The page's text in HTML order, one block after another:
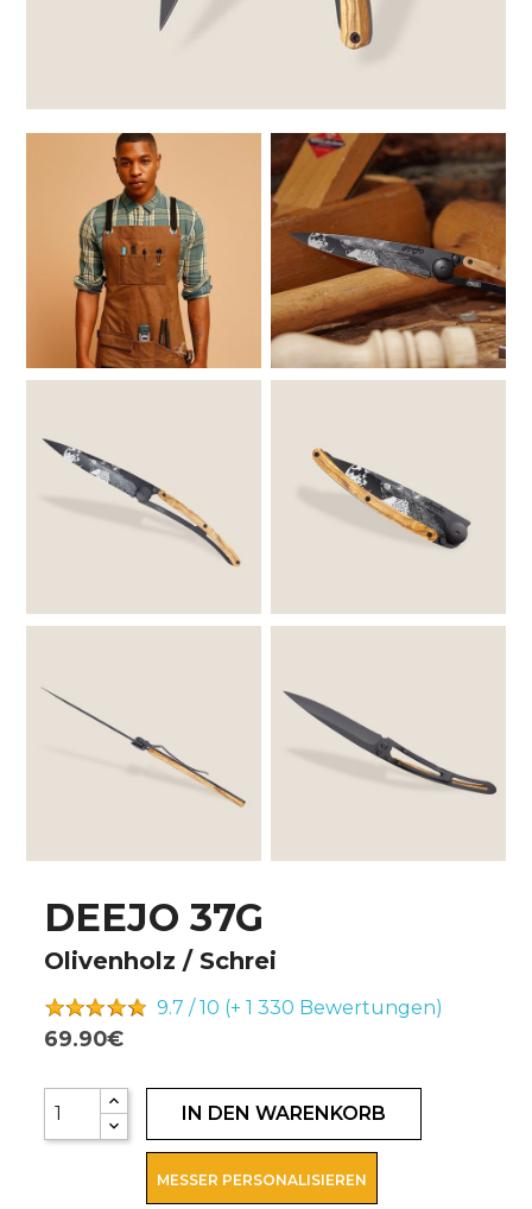
DEEJO 37G
Olivenholz / Schrei
9.7 / 10 (+ 1 330 Bewertungen)
69.90€
IN DEN WARENKORB
MESSER PERSONALISIEREN